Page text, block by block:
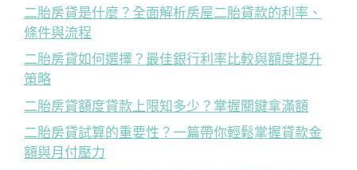
二胎房貸是什麼？全面解析房屋二胎貸款的利率、
條件與流程
二胎房貸如何選擇？最佳銀行利率比較與額度提升
策略
二胎房貸額度貸款上限知多少？掌握關鍵拿滿額
二胎房貸試算的重要性？一篇帶你輕鬆掌握貸款金
額與月付壓力